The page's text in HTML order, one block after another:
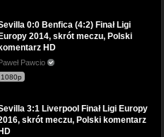
0:0 Benfica (4:2) Finał Ligi
Europy 2014, skrót meczu, Polski
komentarz HD
Pawcio
1080p
3:1 Liverpool Finał Ligi Europy
skrót meczu, Polski komentarz
HD